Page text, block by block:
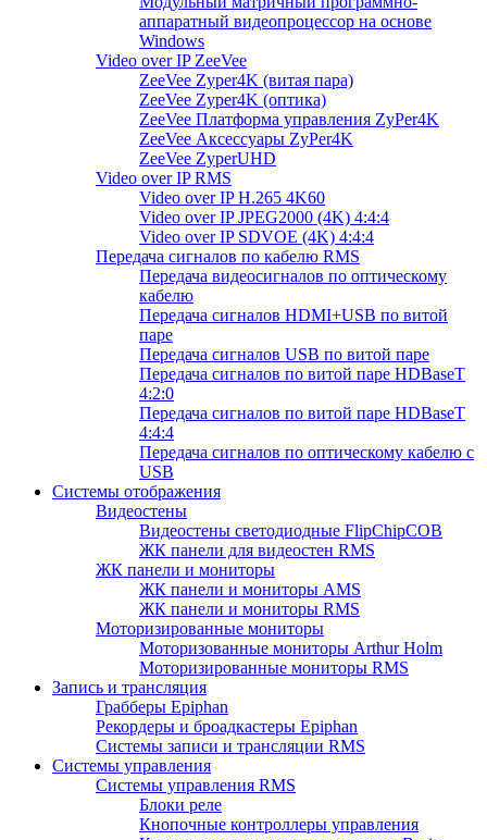
аппаратный видеопроцессор на основе
Windows
Video over IP ZeeVee
ZeeVee Zyper4K (витая пара)
ZeeVee Zyper4K (оптика)
ZeeVee Платформа управления ZyPer4K
ZeeVee Аксессуары ZyPer4K
ZeeVee ZyperUHD
Video over IP RMS
Video over IP H.265 4K60
Video over IP JPEG2000 (4K) 4:4:4
Video over IP SDVOE (4K) 4:4:4
Передача сигналов по кабелю RMS
Передача видеосигналов по оптическому
кабелю
Передача сигналов HDMI+USB по витой
паре
Передача сигналов USB по витой паре
Передача сигналов по витой паре HDBaseT
4:2:0
Передача сигналов по витой паре HDBaseT
4:4:4
Передача сигналов по оптическому кабелю с
USB
Системы отображения
Видеостены
Видеостены светодиодные FlipChipCOB
ЖК панели для видеостен RMS
ЖК панели и мониторы
ЖК панели и мониторы AMS
ЖК панели и мониторы RMS
Моторизированные мониторы
Моторизованные мониторы Arthur Holm
Моторизированные мониторы RMS
Запись и трансляция
Грабберы Epiphan
Рекордеры и броадкастеры Epiphan
Системы записи и трансляции RMS
Системы управления
Системы управления RMS
Блоки реле
Кнопочные контроллеры управления